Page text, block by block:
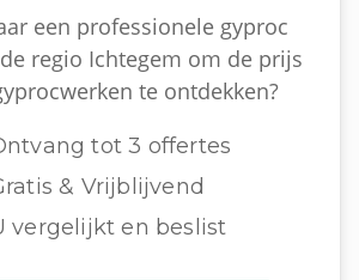
een professionele gyproc
regio Ichtegem om de prijs
te ontdekken?
tot 3 offertes
& Vrijblijvend
vergelijkt en beslist